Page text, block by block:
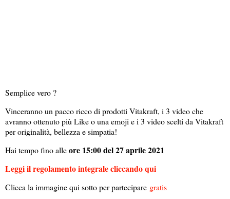
Semplice vero ?
Vinceranno un pacco ricco di prodotti Vitakraft, i 3 video che
avranno ottenuto più Like o una emoji e i 3 video scelti da Vitakraft
per originalità, bellezza e simpatia!
Hai tempo fino alleore 15:00 del 27 aprile 2021
Leggi il regolamento integrale cliccando qui
Clicca la immagine qui sotto per partecipare gratis